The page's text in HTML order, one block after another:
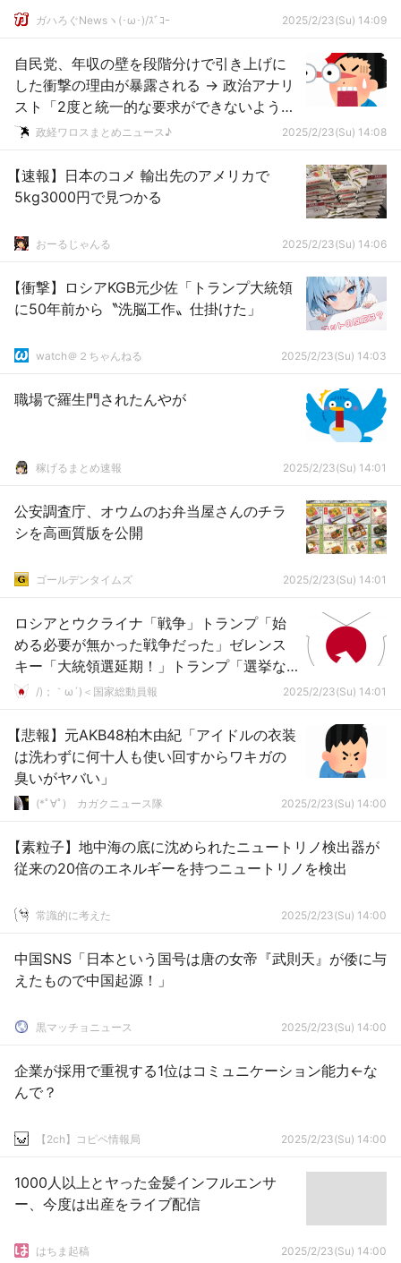
ガハろぐNewsヽ(･ω･)/ｽﾞｺｰ 2025/2/23(Su) 14:09
自民党、年収の壁を段階分けで引き上げに
した衝撃の理由が暴露される → 政治アナリ
スト「2度と統一的な要求ができないように
する作戦です！」ｗｗｗｗｗｗｗｗｗｗｗ
政経ワロスまとめニュース♪ 2025/2/23(Su) 14:08
【速報】日本のコメ 輸出先のアメリカで
5kg3000円で見つかる
おーるじゃんる 2025/2/23(Su) 14:06
【衝撃】ロシアKGB元少佐「トランプ大統領
に50年前から〝洗脳工作〟仕掛けた」
watch＠２ちゃんねる 2025/2/23(Su) 14:03
職場で羅生門されたんやが
稼げるまとめ速報 2025/2/23(Su) 14:01
公安調査庁、オウムのお弁当屋さんのチラ
シを高画質版を公開
ゴールデンタイムズ 2025/2/23(Su) 14:01
ロシアとウクライナ「戦争」トランプ「始
める必要が無かった戦争だった」ゼレンス
キー「大統領選延期！」トランプ「選挙な
き独裁者は早く行動しろ国も残らないぞ」
/)；｀ω´)＜国家総動員報 2025/2/23(Su) 14:01
【悲報】元AKB48柏木由紀「アイドルの衣装
は洗わずに何十人も使い回すからワキガの
臭いがヤバい」
(*ﾟ∀ﾟ)ゞカガクニュース隊 2025/2/23(Su) 14:00
【素粒子】地中海の底に沈められたニュートリノ検出器が
従来の20倍のエネルギーを持つニュートリノを検出
常識的に考えた 2025/2/23(Su) 14:00
中国SNS「日本という国号は唐の女帝『武則天』が倭に与
えたもので中国起源！」
黒マッチョニュース 2025/2/23(Su) 14:00
企業が採用で重視する1位はコミュニケーション能力←な
んで？
【2ch】コピペ情報局 2025/2/23(Su) 14:00
1000人以上とヤった金髪インフルエンサ
ー、今度は出産をライブ配信
はちま起稿 2025/2/23(Su) 14:00